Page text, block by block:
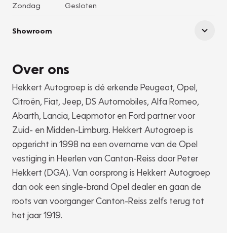
Zondag
Gesloten
Showroom
Over ons
Hekkert Autogroep is dé erkende Peugeot, Opel,
Citroën, Fiat, Jeep, DS Automobiles, Alfa Romeo,
Abarth, Lancia, Leapmotor en Ford partner voor
Zuid- en Midden-Limburg. Hekkert Autogroep is
opgericht in 1998 na een overname van de Opel
vestiging in Heerlen van Canton-Reiss door Peter
Hekkert (DGA). Van oorsprong is Hekkert Autogroep
dan ook een single-brand Opel dealer en gaan de
roots van voorganger Canton-Reiss zelfs terug tot
het jaar 1919.